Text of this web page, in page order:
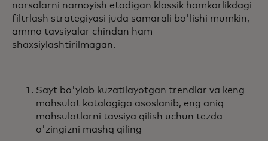
narsalarni namoyish etadigan klassik hamkorlikdagi
filtrlash strategiyasi juda samarali bo'lishi mumkin,
ammo tavsiyalar chindan ham
shaxsiylashtirilmagan.
Sayt bo'ylab kuzatilayotgan trendlar va keng
mahsulot katalogiga asoslanib, eng aniq
mahsulotlarni tavsiya qilish uchun tezda
o'zingizni mashq qiling